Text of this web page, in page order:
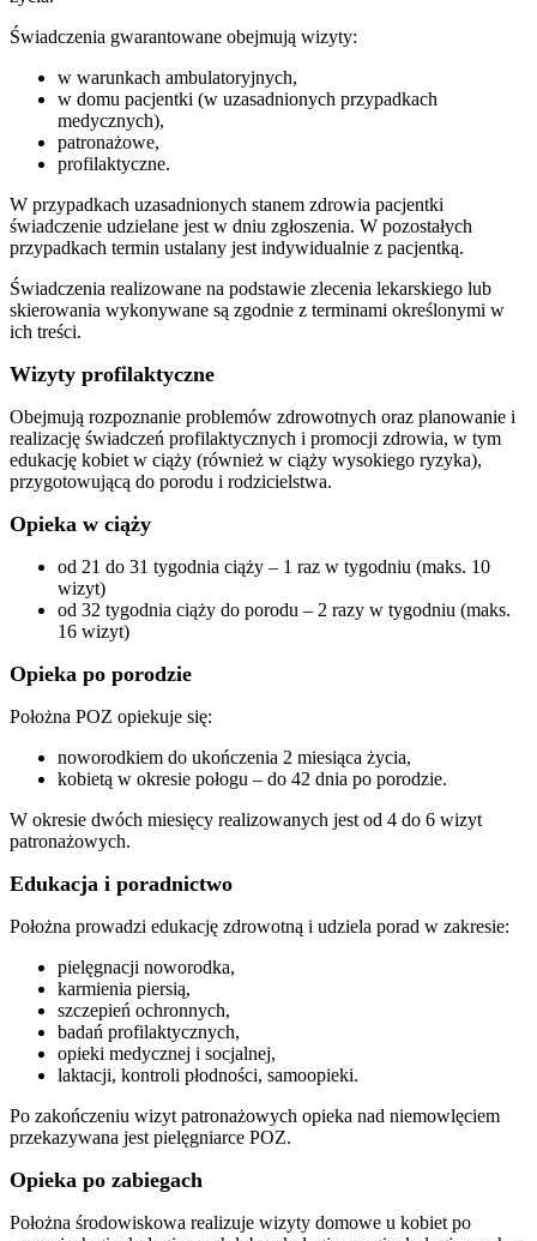
Świadczenia gwarantowane obejmują wizyty:
w warunkach ambulatoryjnych,
w domu pacjentki (w uzasadnionych przypadkach
medycznych),
patronażowe,
profilaktyczne.
W przypadkach uzasadnionych stanem zdrowia pacjentki
świadczenie udzielane jest w dniu zgłoszenia. W pozostałych
przypadkach termin ustalany jest indywidualnie z pacjentką.
Świadczenia realizowane na podstawie zlecenia lekarskiego lub
skierowania wykonywane są zgodnie z terminami określonymi w
ich treści.
Wizyty profilaktyczne
Obejmują rozpoznanie problemów zdrowotnych oraz planowanie i
realizację świadczeń profilaktycznych i promocji zdrowia, w tym
edukację kobiet w ciąży (również w ciąży wysokiego ryzyka),
przygotowującą do porodu i rodzicielstwa.
Opieka w ciąży
od 21 do 31 tygodnia ciąży – 1 raz w tygodniu (maks. 10
wizyt)
od 32 tygodnia ciąży do porodu – 2 razy w tygodniu (maks.
16 wizyt)
Opieka po porodzie
Położna POZ opiekuje się:
noworodkiem do ukończenia 2 miesiąca życia,
kobietą w okresie połogu – do 42 dnia po porodzie.
W okresie dwóch miesięcy realizowanych jest od 4 do 6 wizyt
patronażowych.
Edukacja i poradnictwo
Położna prowadzi edukację zdrowotną i udziela porad w zakresie:
pielęgnacji noworodka,
karmienia piersią,
szczepień ochronnych,
badań profilaktycznych,
opieki medycznej i socjalnej,
laktacji, kontroli płodności, samoopieki.
Po zakończeniu wizyt patronażowych opieka nad niemowlęciem
przekazywana jest pielęgniarce POZ.
Opieka po zabiegach
Położna środowiskowa realizuje wizyty domowe u kobiet po